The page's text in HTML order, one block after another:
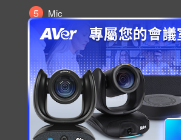
5 Mic
6 HDMI 輸出
重置